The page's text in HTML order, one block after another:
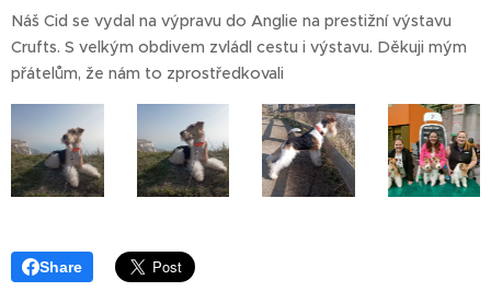
Náš Cid se vydal na výpravu do Anglie na prestižní výstavu
Crufts. S velkým obdivem zvládl cestu i výstavu. Děkuji mým
přátelům, že nám to zprostředkovali ❤️
Share